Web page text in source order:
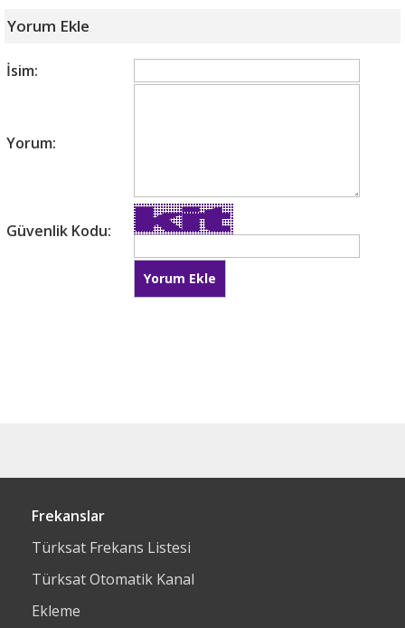
Yorum Ekle
İsim:
Yorum:
Güvenlik Kodu:
Frekanslar
Türksat Frekans Listesi
Türksat Otomatik Kanal
Ekleme